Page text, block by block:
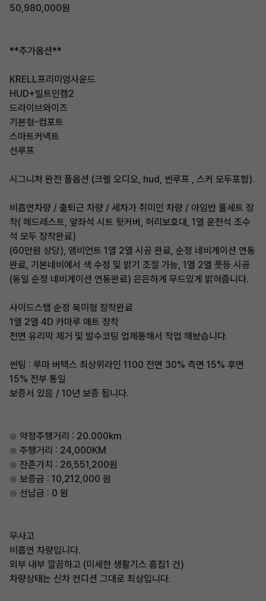
50,980,000원
**추가옵션**
KRELL프리미엄사운드
HUD+빌트인캠2
드라이브와이즈
기본형-컴포트
스마트커넥트
선루프
시그니처 완전 풀옵션 (크렐 오디오, hud, 썬루프 , 스커 모두포함).
비흡연차량 / 출퇴근 차량 / 세차가 취미인 차량 / 아임반 풀세트 장
착( 헤드레스트, 앞좌석 시트 뒷커버, 허리보호대, 1열 운전석 조수
석 모두 장착완료)
(60만원 상당), 앰비언트 1열 2열 시공 완료, 순정 네비게이션 연동
완료, 기본네비에서 색 수정 및 밝기 조절 가능, 1열 2열 풋등 시공
(동일 순정 네비게이션 연동완료) 은은하게 무드있게 밝혀줍니다.
사이드스탭 순정 북미형 장착완료
1열 2열 4D 카마루 매트 장착
전면 유리막 제거 및 발수코팅 업체통해서 작업 해놨습니다.
썬팅 : 루마 버텍스 최상위라인 1100 전면 30% 측면 15% 후면
15% 전부 통일
보증서 있음 / 10년 보증 됩니다.
⊙ 약정주행거리 : 20.000km
⊙ 주행거리 : 24,000KM
⊙ 잔존가치 : 26,551,200원
⊙ 보증금 : 10,212,000 원
⊙ 선납금 : 0 원
무사고
비흡연 차량입니다.
외부 내부 깔끔하고 (미세한 생활기스 흠집1 건)
차량상태는 신차 컨디션 그대로 최상입니다.